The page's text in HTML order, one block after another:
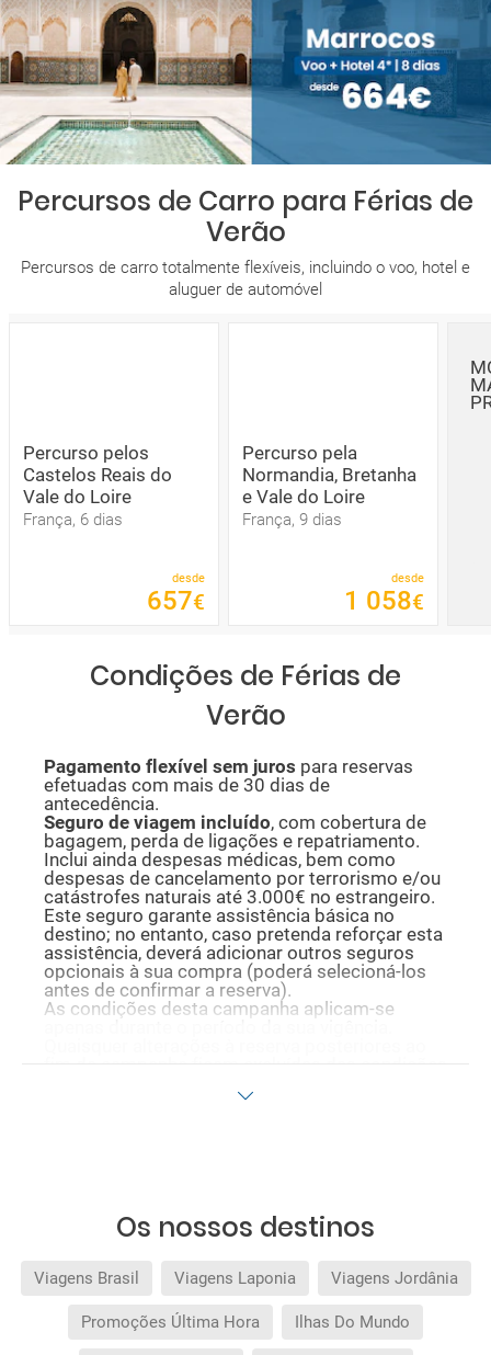
Percursos de Carro para Férias de
Verão
Percursos de carro totalmente flexíveis, incluindo o voo, hotel e
aluguer de automóvel
Percurso pelos
Castelos Reais do
Vale do Loire
França, 6 dias
desde
657€
Percurso pela
Normandia, Bretanha
e Vale do Loire
França, 9 dias
desde
1 058€
Condições de Férias de
Verão
Pagamento flexível sem juros para reservas
efetuadas com mais de 30 dias de
antecedência.
Seguro de viagem incluído, com cobertura de
bagagem, perda de ligações e repatriamento.
Inclui ainda despesas médicas, bem como
despesas de cancelamento por terrorismo e/ou
catástrofes naturais até 3.000€ no estrangeiro.
Este seguro garante assistência básica no
destino; no entanto, caso pretenda reforçar esta
assistência, deverá adicionar outros seguros
opcionais à sua compra (poderá selecioná-los
antes de confirmar a reserva).
As condições desta campanha aplicam-se
Desconto não acumulável.
Os nossos destinos
Viagens Brasil Viagens Laponia Viagens Jordânia
Promoções Última Hora Ilhas Do Mundo